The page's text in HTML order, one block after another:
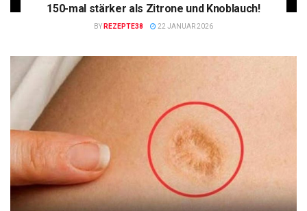
150-mal stärker als Zitrone und Knoblauch!
BY REZEPTE38 22 JANUAR 2026